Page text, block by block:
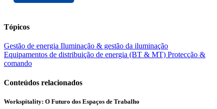
Tópicos
Gestão de energia Iluminação & gestão da iluminação
Equipamentos de distribuição de energia (BT & MT) Protecção &
comando
Conteúdos relacionados
Workspitality: O Futuro dos Espaços de Trabalho